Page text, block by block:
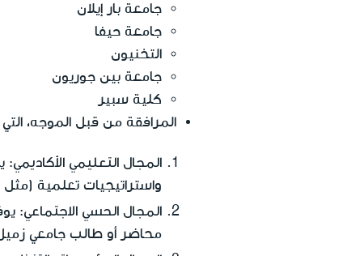
جامعة بار إيلان
جامعة حيفا
التخنيون
جامعة بين جوريون
كلية سبير
المرافقة من قبل الموجه،
المجال التعليمي الأكاديمي:
واستراتيجيات تعلمية (مثل
المجال الحسي الاجتماعي:
محاضر أو طالب جامعي زميل